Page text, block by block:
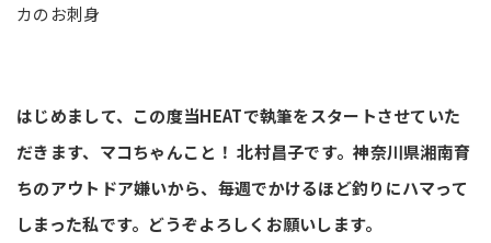
カのお刺身
はじめまして、この度当HEATで執筆をスタートさせていた
だきます、マコちゃんこと！ 北村昌子です。神奈川県湘南育
ちのアウトドア嫌いから、毎週でかけるほど釣りにハマって
しまった私です。どうぞよろしくお願いします。